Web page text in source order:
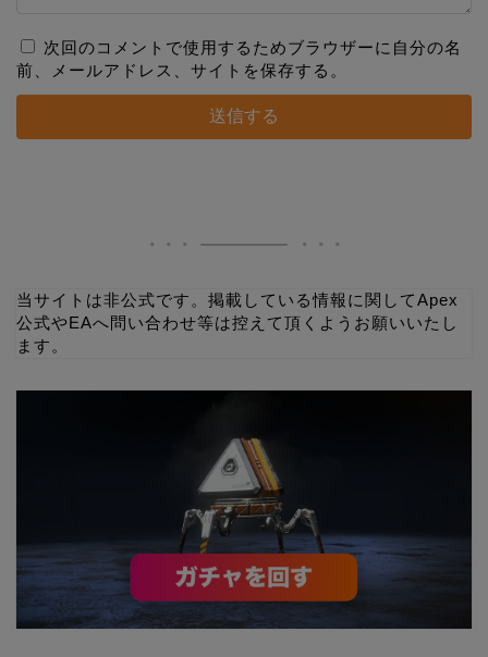
次回のコメントで使用するためブラウザーに自分の名
前、メールアドレス、サイトを保存する。
当サイトは非公式です。掲載している情報に関してApex
公式やEAへ問い合わせ等は控えて頂くようお願いいたし
ます。